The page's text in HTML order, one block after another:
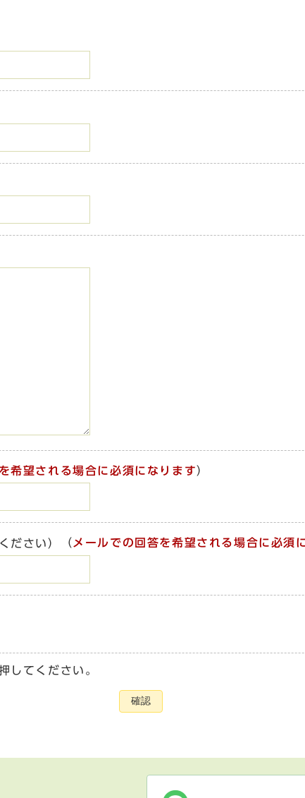
希望される場合に必須になります）
ださい） （ メールでの回答を希望される場合に必須
してください。
確認